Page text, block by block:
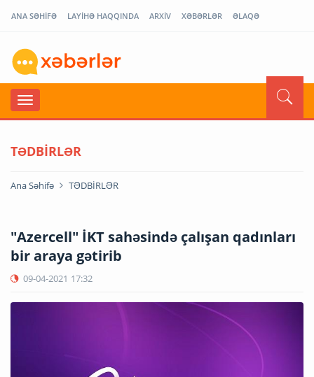
ANA SƏHİFƏ LAYİHƏ HAQQINDA ARXİV XƏBƏRLƏR ƏLAQƏ
TƏDBİRLƏR
Ana Səhifə TƏDBİRLƏR
"Azercell" İKT sahəsində çalışan qadınları
bir araya gətirib
09-04-2021 17:32